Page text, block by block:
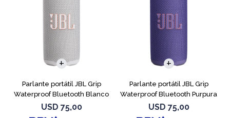
Parlante portátil JBL Grip
Waterproof Bluetooth Blanco
USD 75,00
Parlante portátil JBL Grip
Waterproof Bluetooth Purpura
USD 75,00